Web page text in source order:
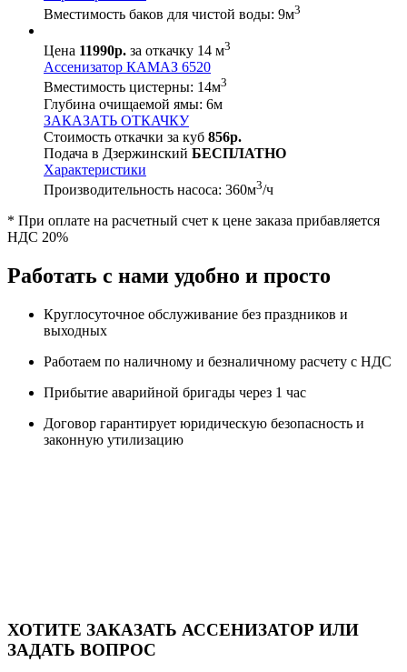
Вместимость баков для чистой воды: 9м3
Цена 11990р. за откачку 14 м3
Ассенизатор КАМАЗ 6520
Вместимость цистерны: 14м3
Глубина очищаемой ямы: 6м
ЗАКАЗАТЬ ОТКАЧКУ
Стоимость откачки за куб 856р.
Подача в Дзержинский БЕСПЛАТНО
Характеристики
Производительность насоса: 360м3/ч
* При оплате на расчетный счет к цене заказа прибавляется
НДС 20%
Работать с нами удобно и просто
Круглосуточное обслуживание без праздников и
выходных
Работаем по наличному и безналичному расчету с НДС
Прибытие аварийной бригады через 1 час
Договор гарантирует юридическую безопасность и
законную утилизацию
ХОТИТЕ ЗАКАЗАТЬ АССЕНИЗАТОР ИЛИ
ЗАДАТЬ ВОПРОС